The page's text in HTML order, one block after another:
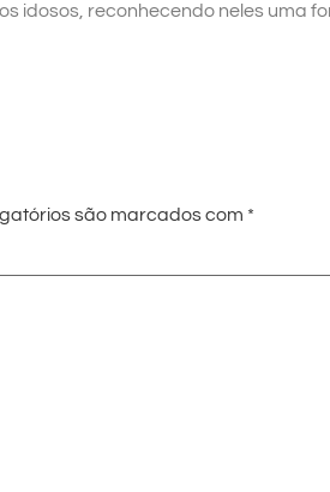
idosos, reconhecendo neles uma
são marcados com *